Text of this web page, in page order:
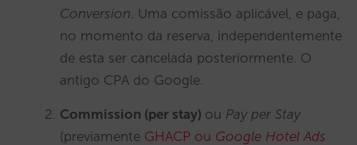
Conversion . Uma comissão aplicável, e paga,
no momento da reserva, independentemente
de esta ser cancelada posteriormente. O
antigo CPA do Google.
Commission (per stay) ou Pay per Stay
(previamente GHACP ou Google Hotel Ads